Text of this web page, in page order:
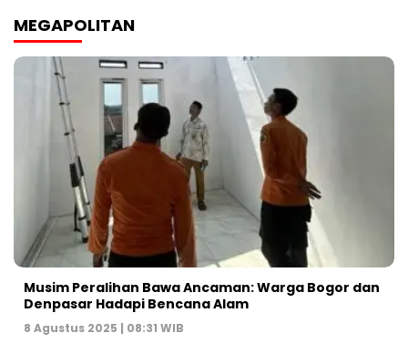
MEGAPOLITAN
Musim Peralihan Bawa Ancaman: Warga Bogor dan
Denpasar Hadapi Bencana Alam
8 Agustus 2025 | 08:31 WIB